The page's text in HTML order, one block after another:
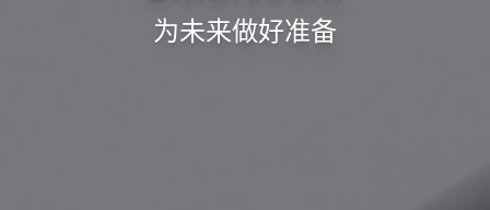
为未来做好准备